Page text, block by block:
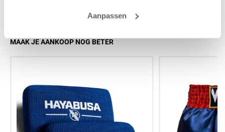
Aanpassen
MAAK JE AANKOOP NOG BETER